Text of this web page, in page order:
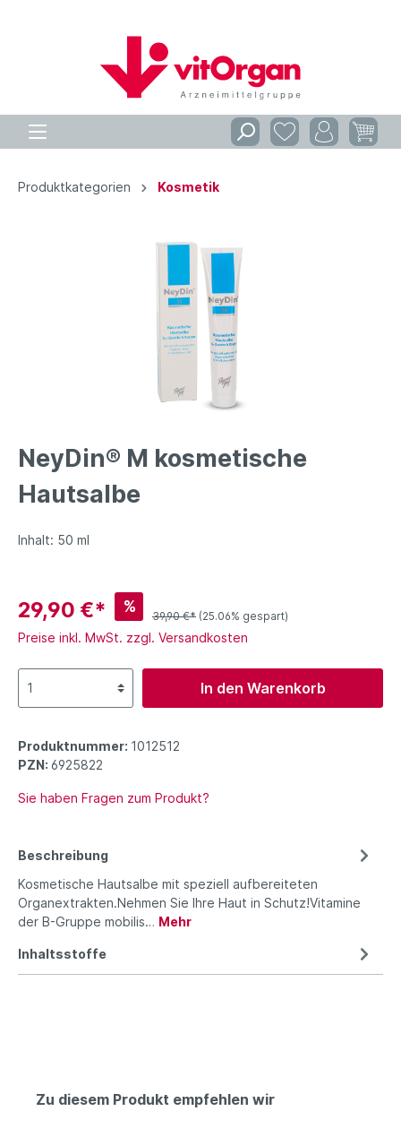
Produktkategorien Kosmetik
NeyDin® M kosmetische
Hautsalbe
Inhalt: 50 ml
29,90 €* %
39,90 €* (25.06% gespart)
Preise inkl. MwSt. zzgl. Versandkosten
In den Warenkorb
Produktnummer: 1012512
PZN: 6925822
Sie haben Fragen zum Produkt?
Beschreibung
Kosmetische Hautsalbe mit speziell aufbereiteten
Organextrakten.Nehmen Sie Ihre Haut in Schutz!Vitamine
der B-Gruppe mobilis… Mehr
Inhaltsstoffe
Zu diesem Produkt empfehlen wir